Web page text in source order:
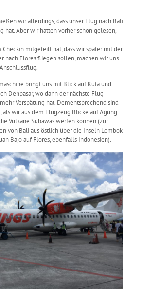
wir allerdings, dass unser Flug nach Bali
hat. Aber wir hatten vorher schon gelesen,
Checkin mitgeteilt hat, dass wir später mit der
nach Flores fliegen sollen, machen wir uns
bringt uns mit Blick auf Kuta und
Denpasar, wo dann der nächste Flug
Verspätung hat. Dementsprechend sind
als wir aus dem Flugzeug Blicke auf Agung
Vulkane Subawas werfen können (zur
von Bali aus östlich über die Inseln Lombok
Bajo auf Flores, ebenfalls Indonesien).